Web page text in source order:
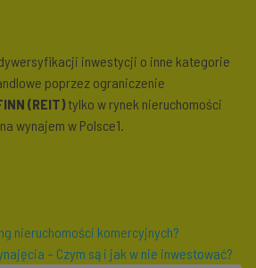
inwestycji o inne kategorie
poprzez ograniczenie
(REIT) tylko w rynek nieruchomości
wynajem w Polsce1.
nieruchomości komercyjnych?
– Czym są i jak w nie inwestować?